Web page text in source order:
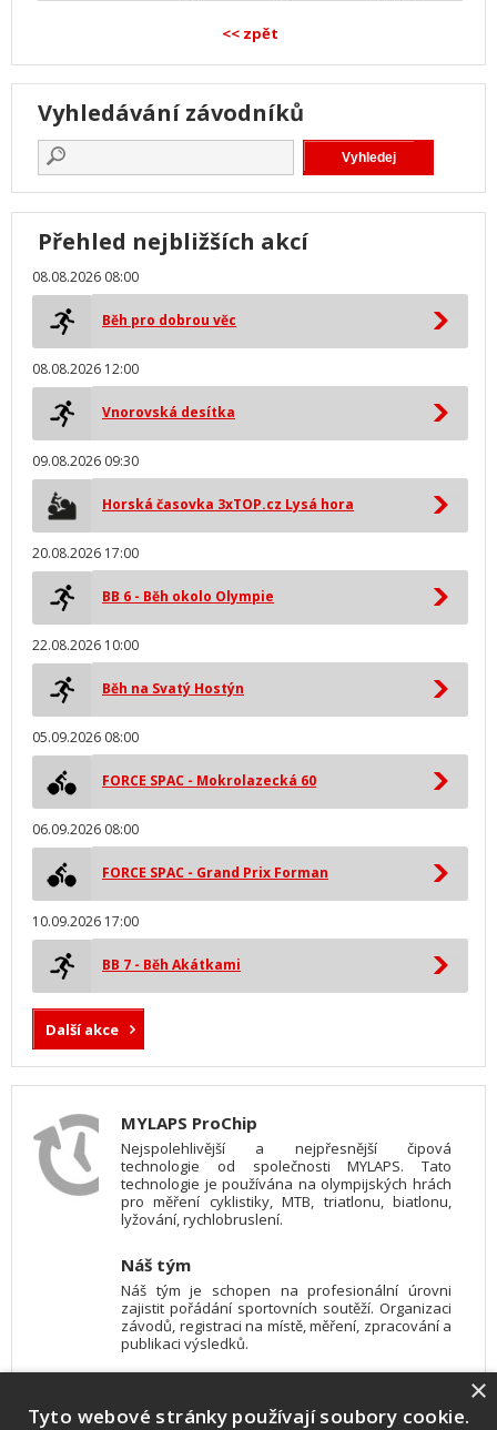
<< zpět
Vyhledávání závodníků
Přehled nejbližších akcí
08.08.2026 08:00
Běh pro dobrou věc
08.08.2026 12:00
Vnorovská desítka
09.08.2026 09:30
Horská časovka 3xTOP.cz Lysá hora
20.08.2026 17:00
BB 6 - Běh okolo Olympie
22.08.2026 10:00
Běh na Svatý Hostýn
05.09.2026 08:00
FORCE SPAC - Mokrolazecká 60
06.09.2026 08:00
FORCE SPAC - Grand Prix Forman
10.09.2026 17:00
BB 7 - Běh Akátkami
Další akce
MYLAPS ProChip
Nejspolehlivější a nejpřesnější čipová
technologie od společnosti MYLAPS. Tato
technologie je používána na olympijských hrách
pro měření cyklistiky, MTB, triatlonu, biatlonu,
lyžování, rychlobruslení.
Náš tým
Náš tým je schopen na profesionální úrovni
zajistit pořádání sportovních soutěží. Organizaci
závodů, registraci na místě, měření, zpracování a
publikaci výsledků.
Pro měření, zpracování a publikaci výsledků
×
Tyto webové stránky používají soubory cookie.